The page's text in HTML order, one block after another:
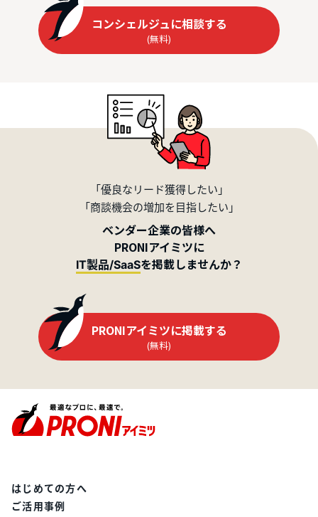
コンシェルジュに相談する
(無料)
「優良なリード獲得したい」
「商談機会の増加を目指したい」
ベンダー企業の皆様へ
PRONIアイミツに
IT製品/SaaSを掲載しませんか？
PRONIアイミツに掲載する
(無料)
はじめての方へ
ご活用事例